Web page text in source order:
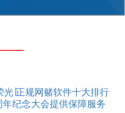
光∣正规网赌软件十大排行
纪念大会提供保障服务